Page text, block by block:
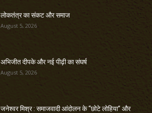
लोकतंत्र का संकट और समाज
August 5, 2026
अभिजीत दीपके और नई पीढ़ी का संघर्ष
August 5, 2026
जनेश्वर मिश्र : समाजवादी आंदोलन के “छोटे लोहिया” और